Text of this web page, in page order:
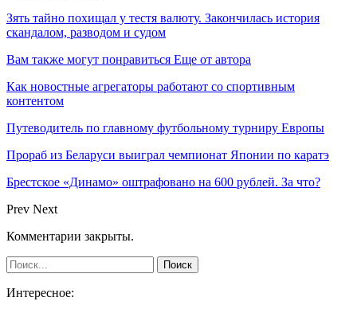
Зять тайно похищал у тестя валюту. Закончилась история
скандалом, разводом и судом
Вам также могут понравиться Еще от автора
Как новостные агрегаторы работают со спортивным
контентом
Путеводитель по главному футбольному турниру Европы
Прораб из Беларуси выиграл чемпионат Японии по каратэ
Брестское «Динамо» оштрафовано на 600 рублей. За что?
Prev Next
Комментарии закрыты.
Интересное: